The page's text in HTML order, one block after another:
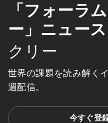
「フォーラ
ー」ニュー
クリー
世界の課題を読み解く
週配信。
今すぐ登